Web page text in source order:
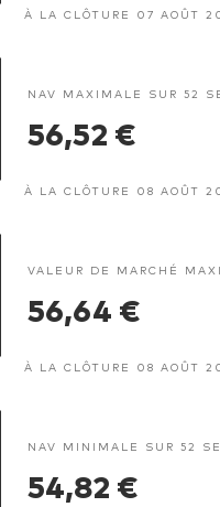
À LA CLÔTURE 07 AOÛT
NAV MAXIMALE SUR 52
56,52 €
À LA CLÔTURE 08 AOÛT
VALEUR DE MARCHÉ
56,64 €
À LA CLÔTURE 08 AOÛT
NAV MINIMALE SUR 52
54,82 €